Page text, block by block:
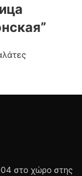
στο χώρο στης